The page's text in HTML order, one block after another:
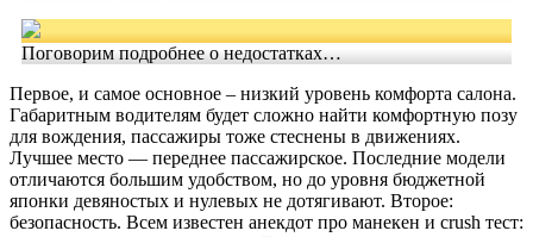
Поговорим подробнее о недостатках…
Первое, и самое основное – низкий уровень комфорта салона.
Габаритным водителям будет сложно найти комфортную позу
для вождения, пассажиры тоже стеснены в движениях.
Лучшее место — переднее пассажирское. Последние модели
отличаются большим удобством, но до уровня бюджетной
японки девяностых и нулевых не дотягивают. Второе:
безопасность. Всем известен анекдот про манекен и crush тест: